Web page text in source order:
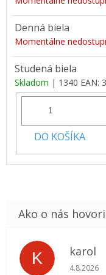
Denná biela
Momentálne
Studená biela
Skladom | 1340 EAN:
DO KOŠÍKA
K karol
4.8.2026